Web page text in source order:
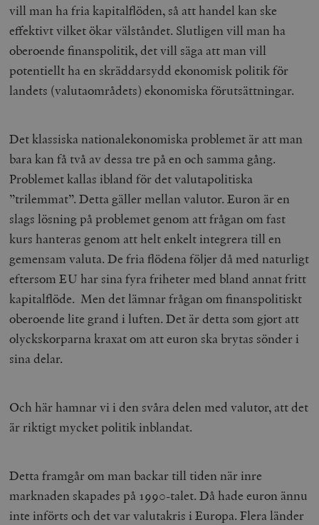
vill man ha fria kapitalflöden, så att handel kan ske
effektivt vilket ökar välståndet. Slutligen vill man ha
oberoende finanspolitik, det vill säga att man vill
potentiellt ha en skräddarsydd ekonomisk politik för
landets (valutaområdets) ekonomiska förutsättningar.
Det klassiska nationalekonomiska problemet är att man
bara kan få två av dessa tre på en och samma gång.
Problemet kallas ibland för det valutapolitiska
”trilemmat”. Detta gäller mellan valutor. Euron är en
slags lösning på problemet genom att frågan om fast
kurs hanteras genom att helt enkelt integrera till en
gemensam valuta. De fria flödena följer då med naturligt
eftersom EU har sina fyra friheter med bland annat fritt
kapitalflöde. Men det lämnar frågan om finanspolitiskt
oberoende lite grand i luften. Det är detta som gjort att
olyckskorparna kraxat om att euron ska brytas sönder i
sina delar.
Och här hamnar vi i den svåra delen med valutor, att det
är riktigt mycket politik inblandat.
Detta framgår om man backar till tiden när inre
marknaden skapades på 1990-talet. Då hade euron ännu
inte införts och det var valutakris i Europa. Flera länder